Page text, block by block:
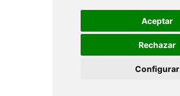
Aceptar
Rechazar
Configurar